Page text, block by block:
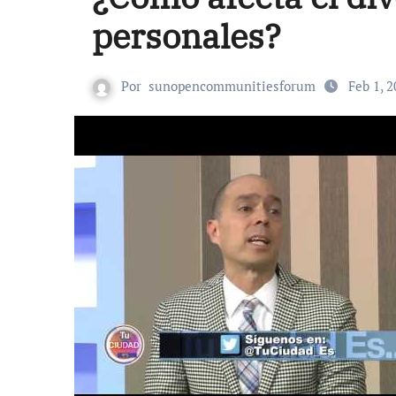
personales?
Por sunopencommunitiesforum Feb 1,